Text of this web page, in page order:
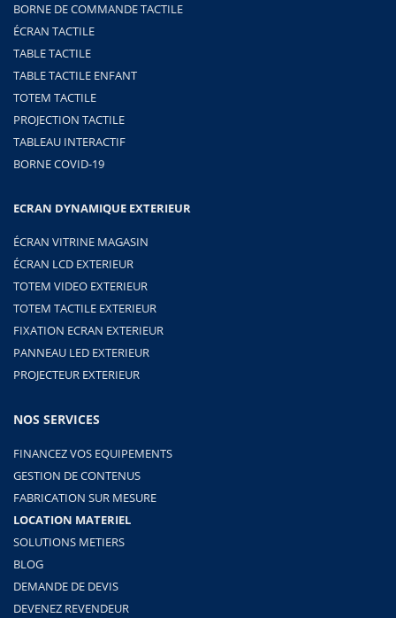
BORNE DE COMMANDE TACTILE
ÉCRAN TACTILE
TABLE TACTILE
TABLE TACTILE ENFANT
TOTEM TACTILE
PROJECTION TACTILE
TABLEAU INTERACTIF
BORNE COVID-19
ECRAN DYNAMIQUE EXTERIEUR
ÉCRAN VITRINE MAGASIN
ÉCRAN LCD EXTERIEUR
TOTEM VIDEO EXTERIEUR
TOTEM TACTILE EXTERIEUR
FIXATION ECRAN EXTERIEUR
PANNEAU LED EXTERIEUR
PROJECTEUR EXTERIEUR
NOS SERVICES
FINANCEZ VOS EQUIPEMENTS
GESTION DE CONTENUS
FABRICATION SUR MESURE
LOCATION MATERIEL
SOLUTIONS METIERS
BLOG
DEMANDE DE DEVIS
DEVENEZ REVENDEUR